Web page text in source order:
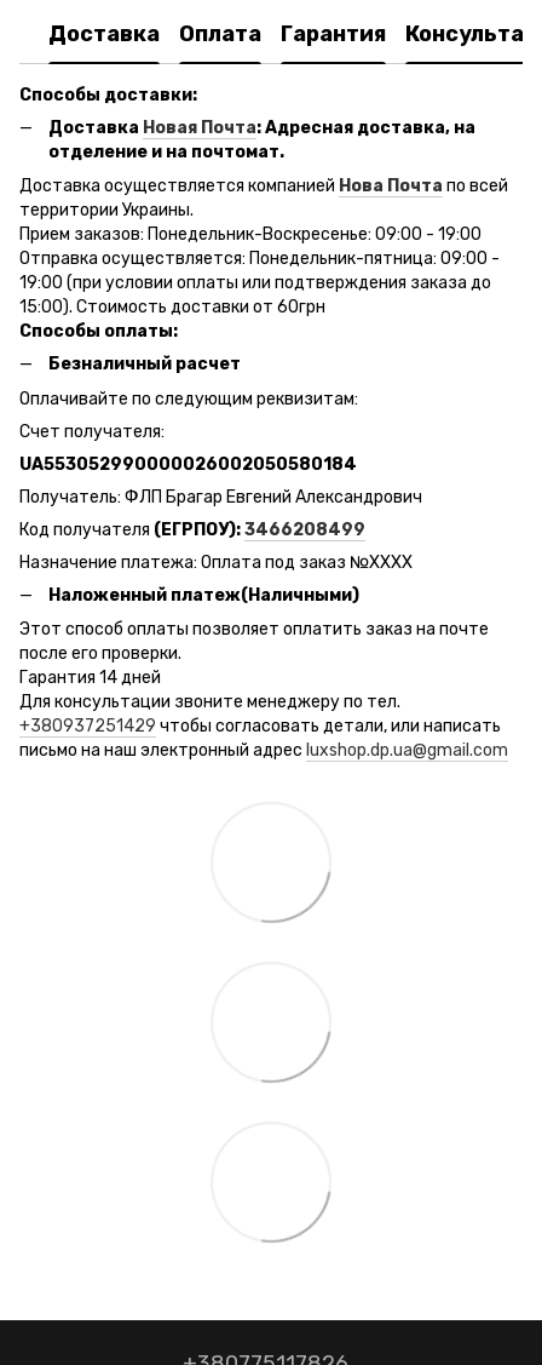
Доставка Оплата Гарантия
Способы доставки:
Доставка Новая Почта: Адресная доставка, на
отделение и на почтомат.
Доставка осуществляется компанией Нова Почта по всей
территории Украины.
Прием заказов: Понедельник-Воскресенье: 09:00 - 19:00
Отправка осуществляется: Понедельник-пятница: 09:00 -
19:00 (при условии оплаты или подтверждения заказа до
15:00). Стоимость доставки от 60грн
Способы оплаты:
Безналичный расчет
Оплачивайте по следующим реквизитам:
Счет получателя:
UA553052990000026002050580184
Получатель: ФЛП Брагар Евгений Александрович
Код получателя (ЕГРПОУ):3466208499
Назначение платежа: Оплата под заказ №ХХХХ
Наложенный платеж(Наличными)
Этот способ оплаты позволяет оплатить заказ на почте
после его проверки.
Гарантия 14 дней
Для консультации звоните менеджеру по тел.
+380937251429 чтобы согласовать детали, или написать
письмо на наш электронный адрес luxshop.dp.ua@gmail.com